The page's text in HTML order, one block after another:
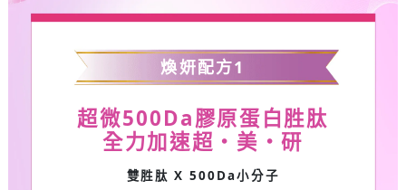
煥妍配方1
超微500Da膠原蛋白胜肽
全力加速超・美・研
雙胜肽 X 500Da小分子